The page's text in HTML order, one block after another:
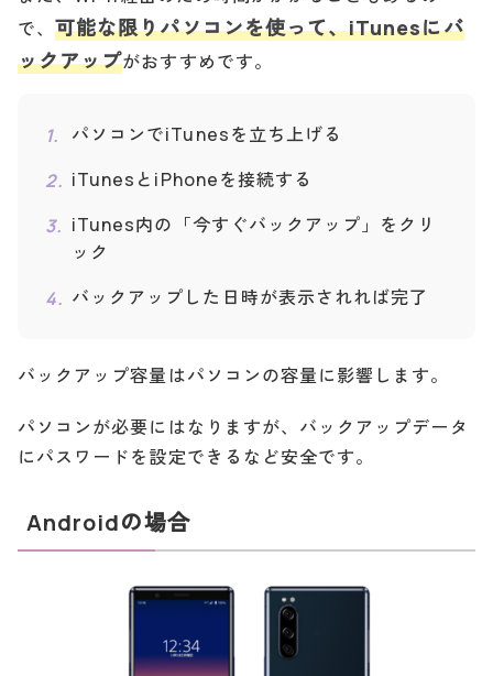
で、可能な限りパソコンを使って、iTunesにバ
ックアップがおすすめです。
パソコンでiTunesを立ち上げる
iTunesとiPhoneを接続する
iTunes内の「今すぐバックアップ」をクリ
ック
バックアップした日時が表示されれば完了
バックアップ容量はパソコンの容量に影響します。
パソコンが必要にはなりますが、バックアップデータ
にパスワードを設定できるなど安全です。
Androidの場合